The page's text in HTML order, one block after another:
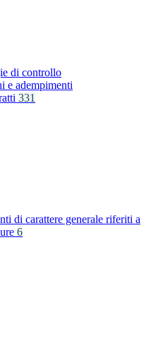
di controllo
e adempimenti
331
di carattere generale riferiti a
6